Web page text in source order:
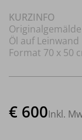
KURZINFO
Öl auf
Format 70 x 50
€ 600Inkl.